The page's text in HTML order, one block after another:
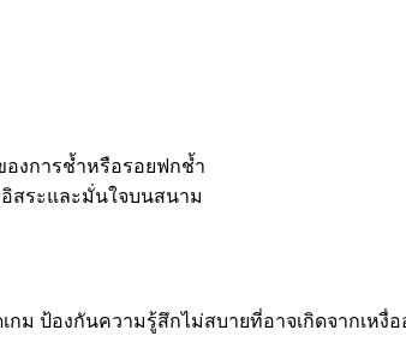
องการช้ำหรือรอยฟกช้ำ
สระและมั่นใจบนสนาม
ป้องกันความรู้สึกไม่สบายที่อาจเกิดจากเหงื่